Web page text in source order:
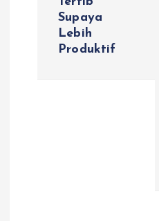
Supaya
Lebih
Produktif